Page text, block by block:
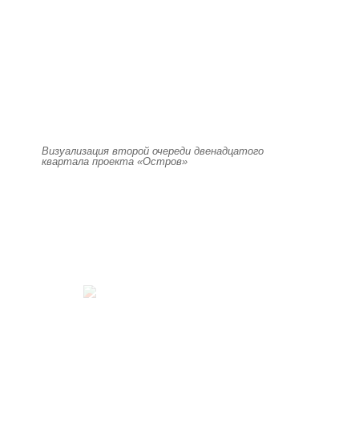
Визуализация второй очереди двенадцатого
квартала проекта «Остров»